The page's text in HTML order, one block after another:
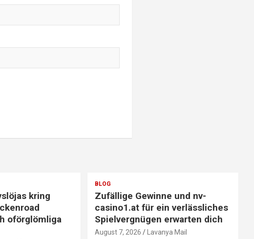
kring
oförglömliga
BLOG
Zufällige Gewinne und nv-
casino1.at für ein verlässliches
Spielvergnügen erwarten dich
August 7, 2026 Lavanya Mail